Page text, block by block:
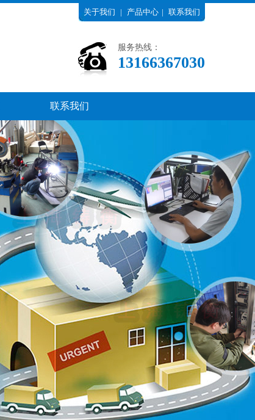
关于我们 | 产品中心 | 联系我们
服务热线：
13166367030
联系我们